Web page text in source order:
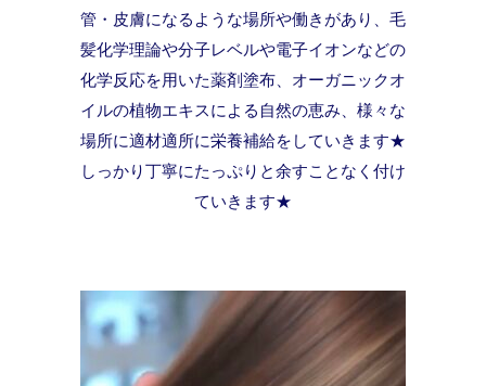
管・皮膚になるような場所や働きがあり、毛
髪化学理論や分子レベルや電子イオンなどの
化学反応を用いた薬剤塗布、オーガニックオ
イルの植物エキスによる自然の恵み、様々な
場所に適材適所に栄養補給をしていきます★
しっかり丁寧にたっぷりと余すことなく付け
ていきます★